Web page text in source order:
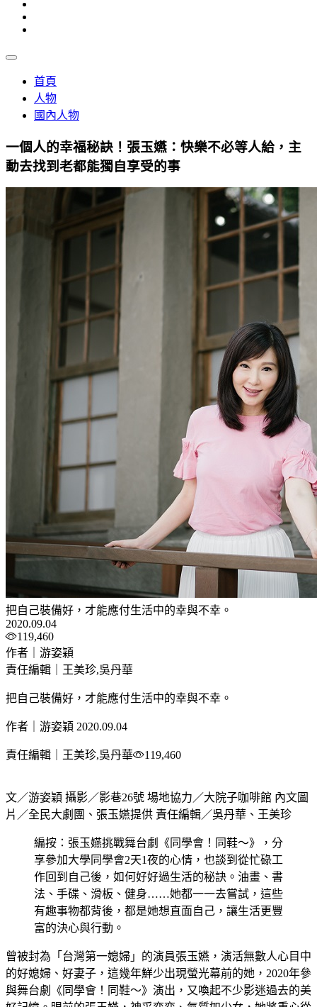
首頁
人物
國內人物
一個人的幸福秘訣！張玉嬿：快樂不必等人給，主
動去找到老都能獨自享受的事
把自己裝備好，才能應付生活中的幸與不幸。
2020.09.04
119,460
作者｜游姿穎
責任編輯｜王美珍,吳丹華
把自己裝備好，才能應付生活中的幸與不幸。
作者｜游姿穎 2020.09.04
責任編輯｜王美珍,吳丹華 119,460
文／游姿穎 攝影／影巷26號 場地協力／大院子咖啡館 內文圖
片／全民大劇團、張玉嬿提供 責任編輯／吳丹華、王美珍
編按：張玉嬿挑戰舞台劇《同學會！同鞋～》，分
享參加大學同學會2天1夜的心情，也談到從忙碌工
作回到自己後，如何好好過生活的秘訣。油畫、書
法、手碟、滑板、健身……她都一一去嘗試，這些
有趣事物都背後，都是她想直面自己，讓生活更豐
富的決心與行動。
曾被封為「台灣第一媳婦」的演員張玉嬿，演活無數人心目中
的好媳婦、好妻子，這幾年鮮少出現螢光幕前的她，2020年參
與舞台劇《同學會！同鞋～》演出，又喚起不少影迷過去的美